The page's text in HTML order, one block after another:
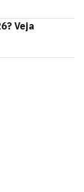
Veja